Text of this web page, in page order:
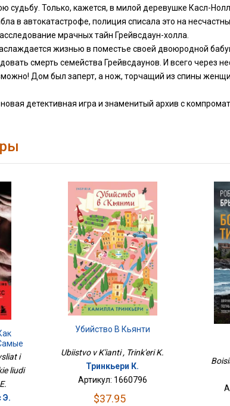
судьбу. Только, кажется, в милой деревушке Касл-
в автокатастрофе, полиция списала это на
мрачных тайн Грейвсдаун-холла.
жизнью в поместье своей двоюродной
смерть семейства Грейвсдаунов. И всего через
Дом был заперт, а нож, торчащий из спины
детективная игра и знаменитый архив с
i
liudi
Э.
Убийство В Кьянти
Ubiistvo v K'ianti , Trink'eri K.
Тринкьери К.
Артикул: 1660796
$37.95